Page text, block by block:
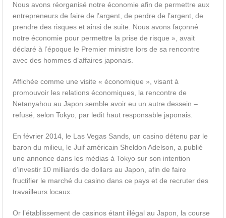
Nous avons réorganisé notre économie afin de permettre aux
entrepreneurs de faire de l’argent, de perdre de l’argent, de
prendre des risques et ainsi de suite. Nous avons façonné
notre économie pour permettre la prise de risque », avait
déclaré à l’époque le Premier ministre lors de sa rencontre
avec des hommes d’affaires japonais.
Affichée comme une visite « économique », visant à
promouvoir les relations économiques, la rencontre de
Netanyahou au Japon semble avoir eu un autre dessein –
refusé, selon Tokyo, par ledit haut responsable japonais.
En février 2014, le Las Vegas Sands, un casino détenu par le
baron du milieu, le Juif américain Sheldon Adelson, a publié
une annonce dans les médias à Tokyo sur son intention
d’investir 10 milliards de dollars au Japon, afin de faire
fructifier le marché du casino dans ce pays et de recruter des
travailleurs locaux.
Or l’établissement de casinos étant illégal au Japon, la course